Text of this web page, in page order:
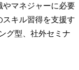
やマネジャーに必要
キル習得を支援す
グ型、社外セミナ